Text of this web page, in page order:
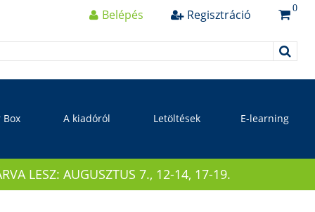
Belépés Regisztráció 0
Box A kiadóról Letöltések E-learning
LESZ: AUGUSZTUS 7., 12-14, 17-19.